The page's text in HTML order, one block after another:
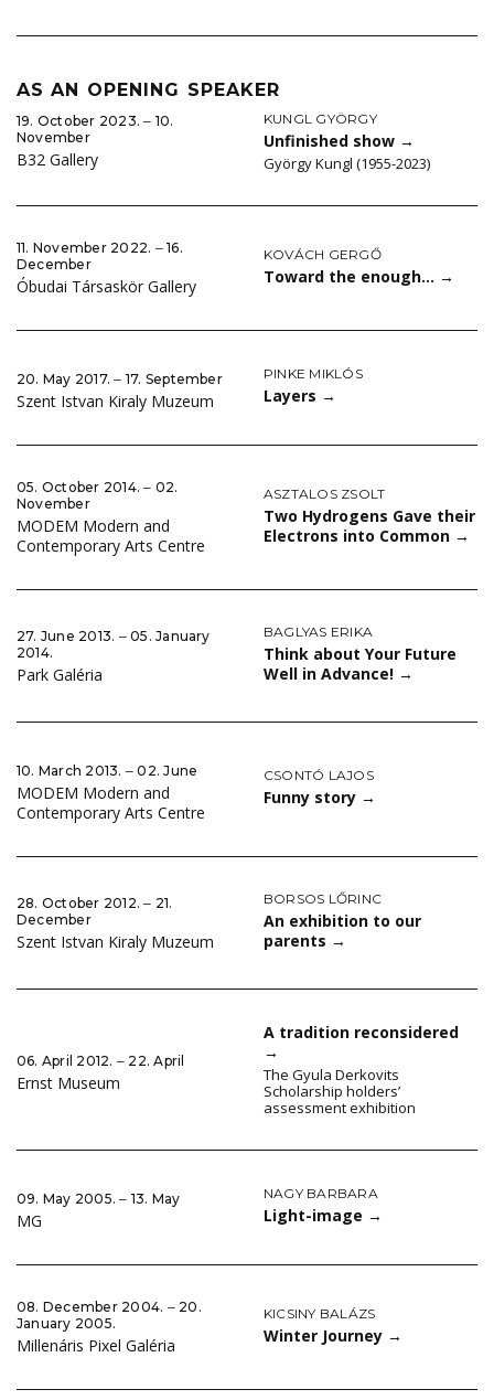
AS AN OPENING SPEAKER
19. October 2023. ‒ 10.
November
B32 Gallery
KUNGL GYÖRGY
Unfinished show →
György Kungl (1955-2023)
11. November 2022. ‒ 16.
December
Óbudai Társaskör Gallery
KOVÁCH GERGŐ
Toward the enough… →
20. May 2017. ‒ 17. September
Szent Istvan Kiraly Muzeum
PINKE MIKLÓS
Layers →
05. October 2014. ‒ 02.
November
MODEM Modern and
Contemporary Arts Centre
ASZTALOS ZSOLT
Two Hydrogens Gave their
Electrons into Common →
27. June 2013. ‒ 05. January
2014.
Park Galéria
BAGLYAS ERIKA
Think about Your Future
Well in Advance! →
10. March 2013. ‒ 02. June
MODEM Modern and
Contemporary Arts Centre
CSONTÓ LAJOS
Funny story →
28. October 2012. ‒ 21.
December
Szent Istvan Kiraly Muzeum
BORSOS LŐRINC
An exhibition to our
parents →
06. April 2012. ‒ 22. April
Ernst Museum
A tradition reconsidered
→
The Gyula Derkovits
Scholarship holders’
assessment exhibition
09. May 2005. ‒ 13. May
MG
NAGY BARBARA
Light-image →
08. December 2004. ‒ 20.
January 2005.
Millenáris Pixel Galéria
KICSINY BALÁZS
Winter Journey →